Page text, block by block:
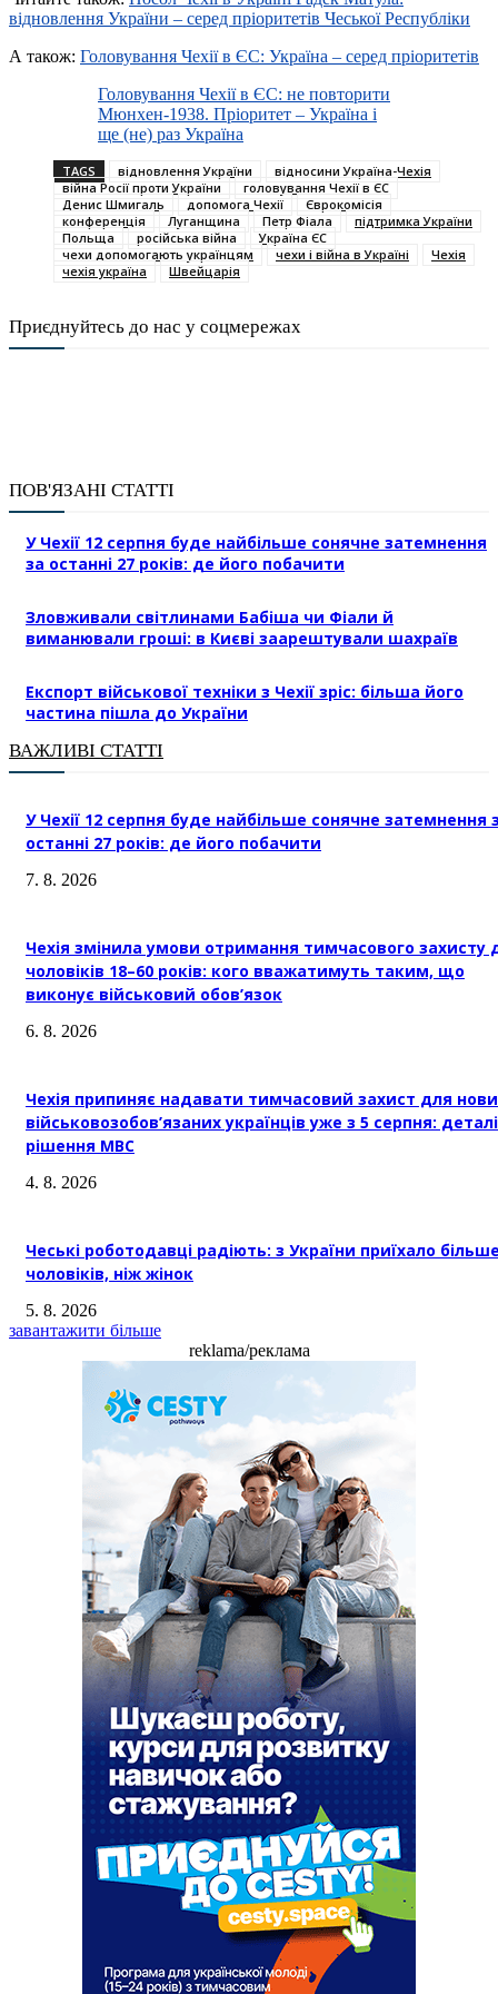
відновлення України – серед пріоритетів Чеської Республіки
А також: Головування Чехії в ЄС: Україна – серед пріоритетів
Головування Чехії в ЄС: не повторити
Мюнхен-1938. Пріоритет – Україна і
ще (не) раз Україна
TAGS відновлення України
відносини Україна-Чехія
війна Росії проти України
головування Чехії в ЄС
Денис Шмигаль
допомога Чехії
Єврокомісія
конференція
Луганщина Петр Фіала
підтримка України
Польща
російська війна
Україна ЄС
чехи допомогають українцям
чехи і війна в Україні
Чехія
чехія україна
Швейцарія
Приєднуйтесь до нас у соцмережах
ПОВ'ЯЗАНІ СТАТТІ
У Чехії 12 серпня буде найбільше сонячне затемнення
за останні 27 років: де його побачити
Зловживали світлинами Бабіша чи Фіали й
виманювали гроші: в Києві заарештували шахраїв
Експорт військової техніки з Чехії зріс: більша його
частина пішла до України
ВАЖЛИВІ СТАТТІ
У Чехії 12 серпня буде найбільше сонячне затемнення
останні 27 років: де його побачити
7. 8. 2026
Чехія змінила умови отримання тимчасового захисту
чоловіків 18–60 років: кого вважатимуть таким, що
виконує військовий обов’язок
6. 8. 2026
Чехія припиняє надавати тимчасовий захист для
військовозобов’язаних українців уже з 5 серпня: деталі
рішення МВС
4. 8. 2026
Чеські роботодавці радіють: з України приїхало
чоловіків, ніж жінок
5. 8. 2026
завантажити більше
reklama/реклама